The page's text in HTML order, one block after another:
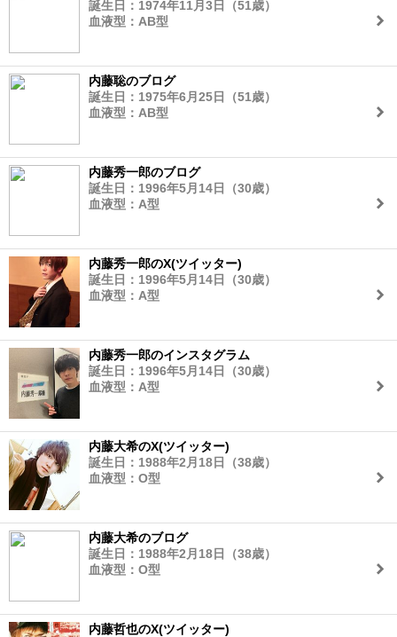
誕生日：1974年11月3日（51歳）
血液型：AB型
内藤聡のブログ
誕生日：1975年6月25日（51歳）
血液型：AB型
内藤秀一郎のブログ
誕生日：1996年5月14日（30歳）
血液型：A型
内藤秀一郎のX(ツイッター)
誕生日：1996年5月14日（30歳）
血液型：A型
内藤秀一郎のインスタグラム
誕生日：1996年5月14日（30歳）
血液型：A型
内藤大希のX(ツイッター)
誕生日：1988年2月18日（38歳）
血液型：O型
内藤大希のブログ
誕生日：1988年2月18日（38歳）
血液型：O型
内藤哲也のX(ツイッター)